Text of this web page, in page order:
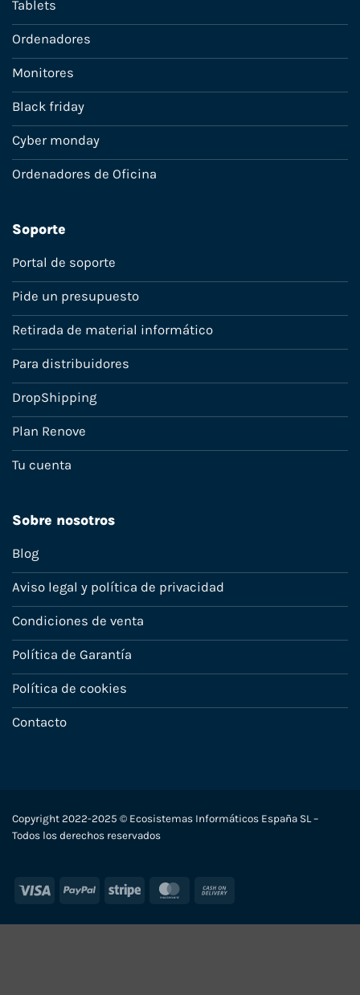
Tablets
Ordenadores
Monitores
Black friday
Cyber monday
Ordenadores de Oficina
Soporte
Portal de soporte
Pide un presupuesto
Retirada de material informático
Para distribuidores
DropShipping
Plan Renove
Tu cuenta
Sobre nosotros
Blog
Aviso legal y política de privacidad
Condiciones de venta
Política de Garantía
Política de cookies
Contacto
Copyright 2022-2025 © Ecosistemas Informáticos España SL –
Todos los derechos reservados
Visa PayPal Stripe MasterCard